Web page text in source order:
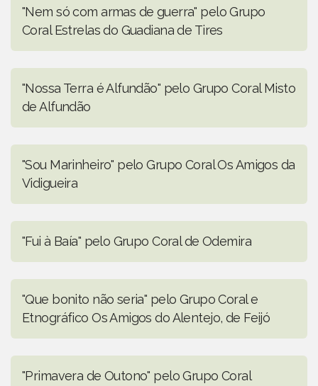
"Nem só com armas de guerra" pelo Grupo
Coral Estrelas do Guadiana de Tires
"Nossa Terra é Alfundão" pelo Grupo Coral Misto
de Alfundão
"Sou Marinheiro" pelo Grupo Coral Os Amigos da
Vidigueira
"Fui à Baía" pelo Grupo Coral de Odemira
"Que bonito não seria" pelo Grupo Coral e
Etnográfico Os Amigos do Alentejo, de Feijó
"Primavera de Outono" pelo Grupo Coral